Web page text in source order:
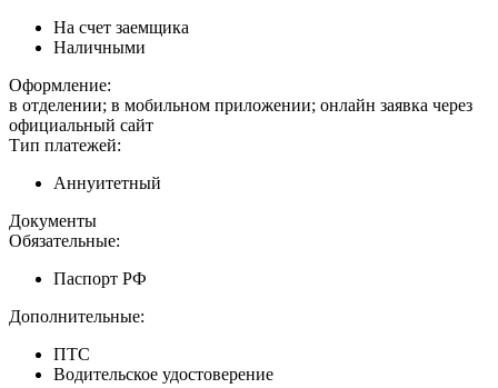
На счет заемщика
Наличными
Оформление:
в отделении; в мобильном приложении; онлайн заявка через
официальный сайт
Тип платежей:
Аннуитетный
Документы
Обязательные:
Паспорт РФ
Дополнительные:
ПТС
Водительское удостоверение